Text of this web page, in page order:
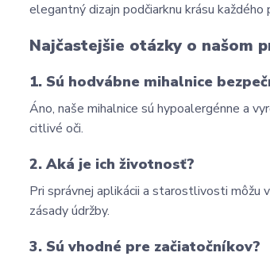
elegantný dizajn podčiarknu krásu každého
Najčastejšie otázky o našom
1. Sú hodvábne mihalnice
Áno, naše mihalnice sú hypoalergénne a
citlivé oči.
2. Aká je ich životnosť?
Pri správnej aplikácii a starostlivosti môžu
zásady údržby.
3. Sú vhodné pre začiatočníkov?